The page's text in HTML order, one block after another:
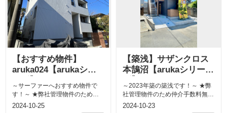
【おすすめ物件】
aruka024【arukaシリ
～サーファーへおすすめ物件で
す！～ ★弊社管理物件のため仲
2024-10-25
【築浅】サザンクロス
本鵠沼【arukaシリー
～2023年築の築浅です！～ ★弊
社管理物件のため仲介手数料無料
★ 無垢床フローリング物...
2024-10-23